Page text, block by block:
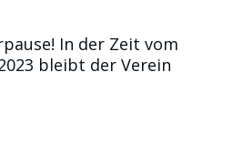
In der Zeit vom
bleibt der Verein